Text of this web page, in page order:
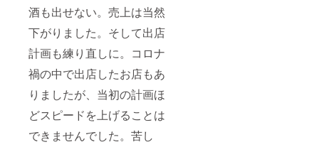
酒も出せない。売上は当然
下がりました。そして出店
計画も練り直しに。コロナ
禍の中で出店したお店もあ
りましたが、当初の計画ほ
どスピードを上げることは
できませんでした。苦し